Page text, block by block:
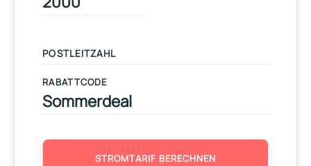
RABATTCODE
STROMTARIF BERECHNEN